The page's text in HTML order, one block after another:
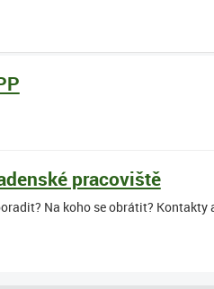
pracoviště
Na koho se obrátit? Kontakty